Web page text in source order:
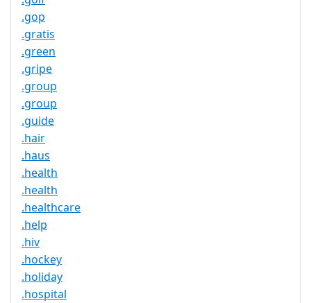
.gop
.gratis
.green
.gripe
.group
.group
.guide
.hair
.haus
.health
.health
.healthcare
.help
.hiv
.hockey
.holiday
.hospital